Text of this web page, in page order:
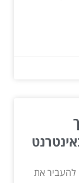
להעביר את